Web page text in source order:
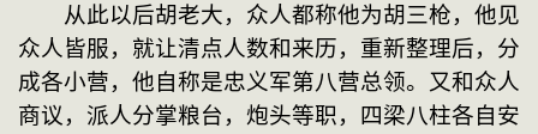
从此以后胡老大，众人都称他为胡三枪，他见
众人皆服，就让清点人数和来历，重新整理后，分
成各小营，他自称是忠义军第八营总领。又和众人
商议，派人分掌粮台，炮头等职，四梁八柱各自安